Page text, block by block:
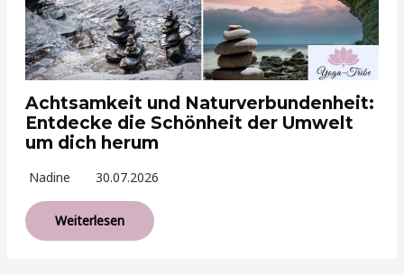
Achtsamkeit und Naturverbundenheit:
Entdecke die Schönheit der Umwelt
um dich herum
Nadine 30.07.2026
Weiterlesen